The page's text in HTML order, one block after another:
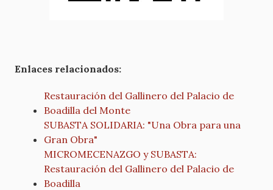
Enlaces relacionados:
Restauración del Gallinero del Palacio de
Boadilla del Monte
SUBASTA SOLIDARIA: "Una Obra para una
Gran Obra"
MICROMECENAZGO y SUBASTA:
Restauración del Gallinero del Palacio de
Boadilla